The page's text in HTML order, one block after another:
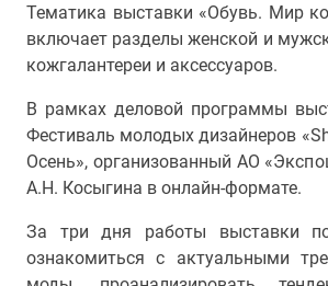
Тематика выставки «Обувь. Мир
включает разделы женской и
кожгалантереи и аксессуаров.
В рамках деловой программы
Фестиваль молодых дизайнеров
Осень», организованный АО
А.Н. Косыгина в онлайн-формате.
За три дня работы выставки
ознакомиться с актуальными